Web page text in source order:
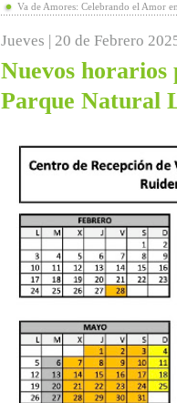
Va de Amores: Celebrando el Amor
Jueves | 20 de Febrero
Nuevos horarios
Parque Natural